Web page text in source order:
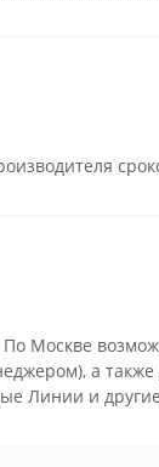
Москве
а
Линии и